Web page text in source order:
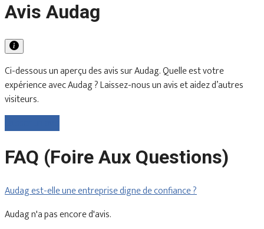
Avis Audag
Ci-dessous un aperçu des avis sur Audag. Quelle est votre
expérience avec Audag ? Laissez-nous un avis et aidez d’autres
visiteurs.
FAQ (Foire Aux Questions)
Audag est-elle une entreprise digne de confiance ?
Audag n'a pas encore d'avis.